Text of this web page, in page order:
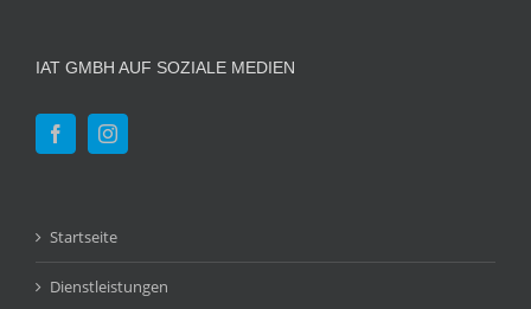
IAT GMBH AUF SOZIALE MEDIEN
Startseite
Dienstleistungen